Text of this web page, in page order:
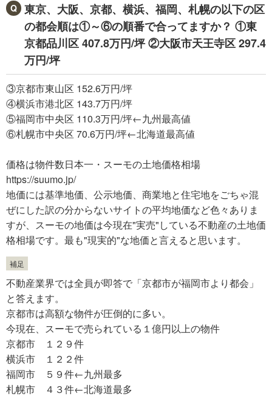
東京、大阪、京都、横浜、福岡、札幌の以下の区
の都会順は①～⑥の順番で合ってますか？ ①東
京都品川区 407.8万円/坪 ②大阪市天王寺区 297.4
万円/坪
③京都市東山区 152.6万円/坪
④横浜市港北区 143.7万円/坪
⑤福岡市中央区 110.3万円/坪←九州最高値
⑥札幌市中央区 70.6万円/坪←北海道最高値
価格は物件数日本一・スーモの土地価格相場
https://suumo.jp/
地価には基準地価、公示地価、商業地と住宅地をごちゃ混
ぜにした訳の分からないサイトの平均地価など色々ありま
すが、スーモの地価は今現在"実売"している不動産の土地価
格相場です。最も"現実的"な地価と言えると思います。
補足
不動産業界では全員が即答で「京都市が福岡市より都会」
と答えます。
京都市は高額な物件が圧倒的に多い。
今現在、スーモで売られている１億円以上の物件
京都市 １２９件
横浜市 １２２件
福岡市 ５９件←九州最多
札幌市 ４３件←北海道最多